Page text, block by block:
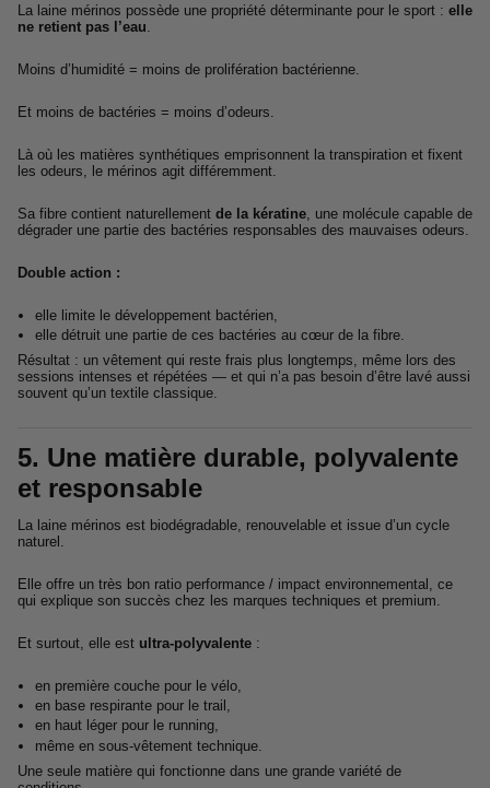
La laine mérinos possède une propriété déterminante pour le sport : elle
ne retient pas l’eau
Moins d’humidité = moins de prolifération bactérienne.
Et moins de bactéries = moins d’odeurs.
Là où les matières synthétiques emprisonnent la transpiration et fixent
les odeurs, le mérinos agit différemment.
Sa fibre contient naturellement de la kératine , une molécule capable de
dégrader une partie des bactéries responsables des mauvaises odeurs.
Double action :
elle limite le développement bactérien,
elle détruit une partie de ces bactéries au cœur de la fibre.
Résultat : un vêtement qui reste frais plus longtemps, même lors des
sessions intenses et répétées — et qui n’a pas besoin d’être lavé aussi
souvent qu’un textile classique.
5. Une matière durable, polyvalente
et responsable
La laine mérinos est biodégradable, renouvelable et issue d’un cycle
naturel.
Elle offre un très bon ratio performance / impact environnemental, ce
qui explique son succès chez les marques techniques et premium.
Et surtout, elle est ultra-polyvalente :
en première couche pour le vélo,
en base respirante pour le trail,
en haut léger pour le running,
même en sous-vêtement technique.
Une seule matière qui fonctionne dans une grande variété de